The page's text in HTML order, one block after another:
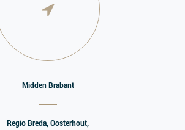
Midden Brabant
Regio Breda, Oosterhout,